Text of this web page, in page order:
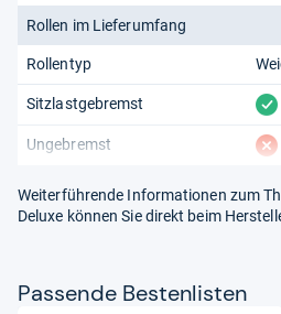
Rollen im Lieferumfang
Rollentyp
Sitzlastgebremst vorhanden
Ungebremst fehlt
Weiterführende Informationen zum
Deluxe können Sie direkt beim
Pas­sende Bes­ten­lis­ten